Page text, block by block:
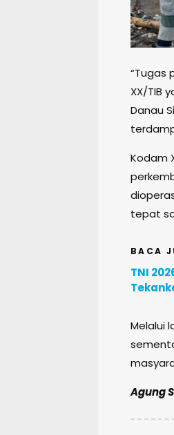
“Tugas
XX/TIB
Danau
Kodam
tepat
BACA
TNI
Melalui
Agung